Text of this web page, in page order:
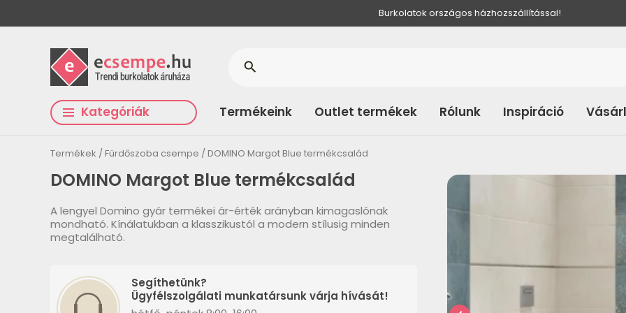
Burkolatok országos házhozszállítással!
Kategóriák Termékeink Outlet termékek Rólunk Inspiráció
search
Termékek Fürdőszoba csempe DOMINO Margot Blue termékcsalád
DOMINO Margot Blue termékcsalád
A lengyel Domino gyár termékei ár-érték arányban kimagaslónak
mondható. Kínálatukban a klasszikustól a modern stílusig minden
megtalálható.
Segíthetünk?
Ügyfélszolgálati munkatársunk várja hívását!